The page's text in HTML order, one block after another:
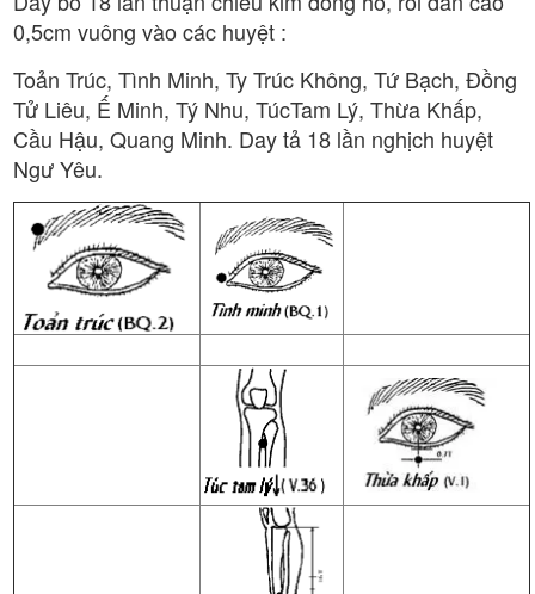
0,5cm vuông vào các huyệt :
Toản Trúc, Tình Minh, Ty Trúc Không, Tứ Bạch, Đồng
Tử Liêu, Ế Minh, Tý Nhu, TúcTam Lý, Thừa Khấp,
Cầu Hậu, Quang Minh. Day tả 18 lần nghịch huyệt
Ngư Yêu.